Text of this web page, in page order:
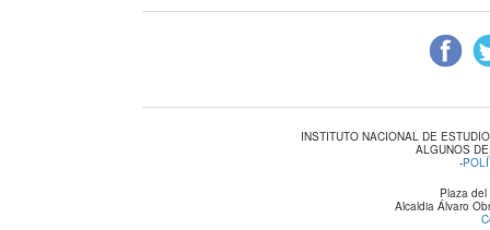
INSTITUTO NACIONAL DE
ALGUNOS
-
Plaza
Alcaldia Álvaro